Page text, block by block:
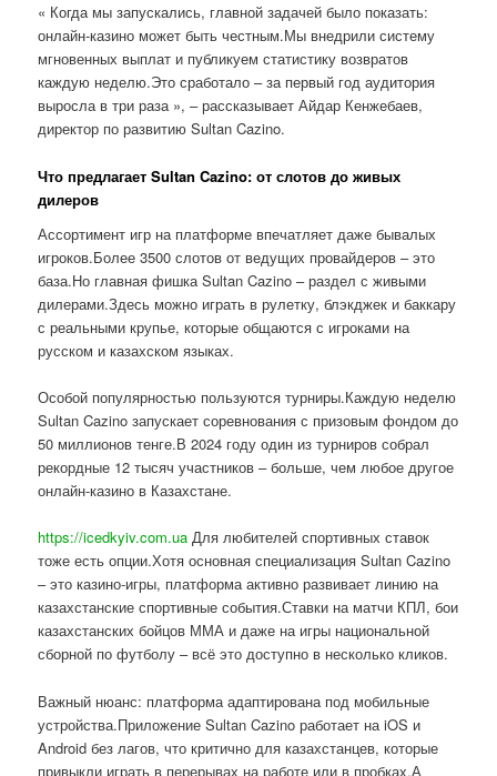
« Когда мы запускались, главной задачей было показать:
онлайн-казино может быть честным.Мы внедрили систему
мгновенных выплат и публикуем статистику возвратов
каждую неделю.Это сработало – за первый год аудитория
выросла в три раза », – рассказывает Айдар Кенжебаев,
директор по развитию Sultan Cazino.
Что предлагает Sultan Cazino: от слотов до живых
дилеров
Ассортимент игр на платформе впечатляет даже бывалых
игроков.Более 3500 слотов от ведущих провайдеров – это
база.Но главная фишка Sultan Cazino – раздел с живыми
дилерами.Здесь можно играть в рулетку, блэкджек и баккару
с реальными крупье, которые общаются с игроками на
русском и казахском языках.
Особой популярностью пользуются турниры.Каждую неделю
Sultan Cazino запускает соревнования с призовым фондом до
50 миллионов тенге.В 2024 году один из турниров собрал
рекордные 12 тысяч участников – больше, чем любое другое
онлайн-казино в Казахстане.
https://icedkyiv.com.ua Для любителей спортивных ставок
тоже есть опции.Хотя основная специализация Sultan Cazino
– это казино-игры, платформа активно развивает линию на
казахстанские спортивные события.Ставки на матчи КПЛ, бои
казахстанских бойцов ММА и даже на игры национальной
сборной по футболу – всё это доступно в несколько кликов.
Важный нюанс: платформа адаптирована под мобильные
устройства.Приложение Sultan Cazino работает на iOS и
Android без лагов, что критично для казахстанцев, которые
привыкли играть в перерывах на работе или в пробках.А